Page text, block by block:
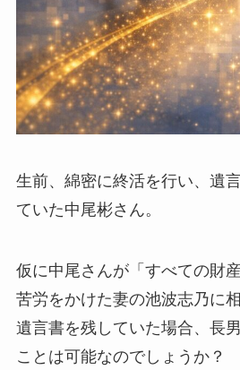
生前、綿密に終活を行い、遺
ていた中尾彬さん。
仮に中尾さんが「すべての財
苦労をかけた妻の池波志乃に
遺言書を残していた場合、長
ことは可能なのでしょうか？